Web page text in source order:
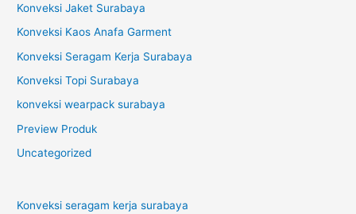
Konveksi Jaket Surabaya
Konveksi Kaos Anafa Garment
Konveksi Seragam Kerja Surabaya
Konveksi Topi Surabaya
konveksi wearpack surabaya
Preview Produk
Uncategorized
Konveksi seragam kerja surabaya